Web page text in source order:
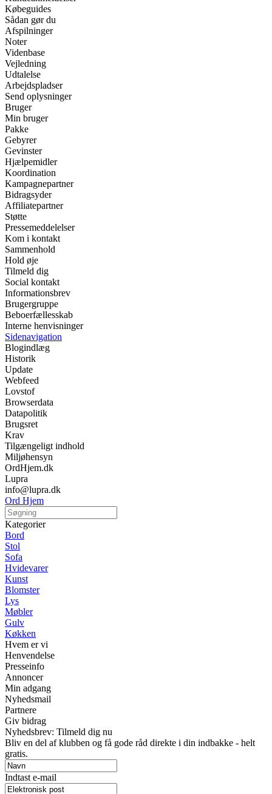
Købeguides
Sådan gør du
Afspilninger
Noter
Videnbase
Vejledning
Udtalelse
Arbejdspladser
Send oplysninger
Bruger
Min bruger
Pakke
Gebyrer
Gevinster
Hjælpemidler
Koordination
Kampagnepartner
Bidragsyder
Affiliatepartner
Støtte
Pressemeddelelser
Kom i kontakt
Sammenhold
Hold øje
Tilmeld dig
Social kontakt
Informationsbrev
Brugergruppe
Beboerfællesskab
Interne henvisninger
Sidenavigation
Blogindlæg
Historik
Update
Webfeed
Lovstof
Browserdata
Datapolitik
Brugsret
Krav
Tilgængeligt indhold
Miljøhensyn
OrdHjem.dk
Lupra
info@lupra.dk
Ord Hjem
Kategorier
Bord
Stol
Sofa
Hvidevarer
Kunst
Blomster
Lys
Møbler
Gulv
Køkken
Hvem er vi
Henvendelse
Presseinfo
Annoncer
Min adgang
Nyhedsmail
Partnere
Giv bidrag
Nyhedsbrev: Tilmeld dig nu
Bliv en del af klubben og få gode råd direkte i din indbakke - helt
gratis.
Indtast e-mail